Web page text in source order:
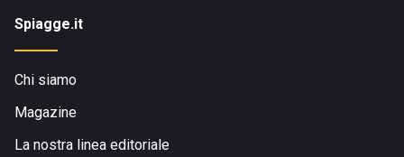
Spiagge.it
Chi siamo
Magazine
La nostra linea editoriale